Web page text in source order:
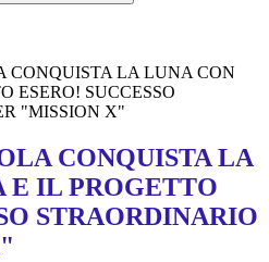
CONQUISTA LA LUNA CON
ESERO! SUCCESSO
"MISSION X"
CONQUISTA LA
E IL PROGETTO
STRAORDINARIO